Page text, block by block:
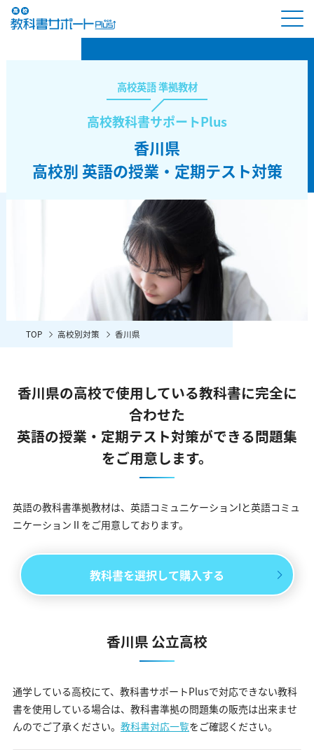
高校英語 準拠教材
高校教科書サポートPlus
香川県
高校別 英語の授業・定期テスト対策
TOP 高校別対策 香川県
香川県の高校で使用している教科書に完全に
合わせた
英語の授業・定期テスト対策ができる問題集
をご用意します。
英語の教科書準拠教材は、英語コミュニケーションIと英語コミュ
ニケーションⅡをご用意しております。
教科書を選択して購入する
香川県 公立高校
通学している高校にて、教科書サポートPlusで対応できない教科
書を使用している場合は、教科書準拠の問題集の販売は出来ませ
んのでご了承ください。 教科書対応一覧をご確認ください。